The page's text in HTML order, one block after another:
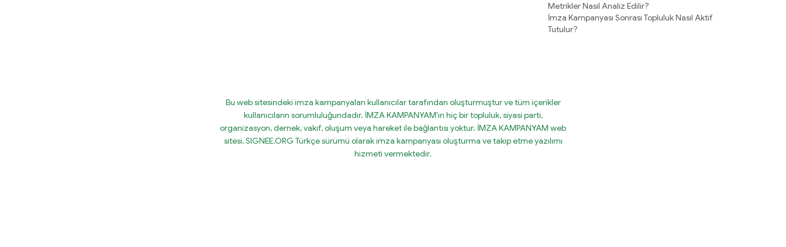
Metrikler Nasıl Analiz Edilir?
İmza Kampanyası Sonrası Topluluk Nasıl Aktif
Tutulur?
Bu web sitesindeki imza kampanyaları kullanıcılar tarafından oluşturmuştur ve tüm içerikler
kullanıcıların sorumluluğundadır. İMZA KAMPANYAM'ın hiç bir topluluk, siyasi parti,
organizasyon, dernek, vakıf, oluşum veya hareket ile bağlantısı yoktur. İMZA KAMPANYAM web
sitesi, SIGNEE.ORG Türkçe sürümü olarak imza kampanyası oluşturma ve takip etme yazılımı
hizmeti vermektedir.